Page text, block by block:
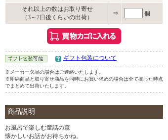
それ以上の数はお取り寄せ
（3～7日後くらいの出荷）
⇒ 個
ギフト包装について
※メーカー欠品の場合はご連絡いたします。
※即納商品と取り寄せ商品を同時にお買い求めの場合は全て揃った時点
でまとめて出荷いたします。
商品説明
お風呂で楽しむ童話の森
懐かしいお話がお待ちかね。